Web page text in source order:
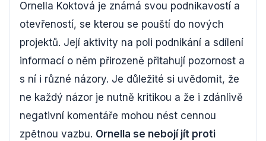
Ornella Koktová je známá svou podnikavostí a
otevřeností, se kterou se pouští do nových
projektů. Její aktivity na poli podnikání a sdílení
informací o něm přirozeně přitahují pozornost a
s ní i různé názory. Je důležité si uvědomit, že
ne každý názor je nutně kritikou a že i zdánlivě
negativní komentáře mohou nést cennou
zpětnou vazbu. Ornella se nebojí jít proti